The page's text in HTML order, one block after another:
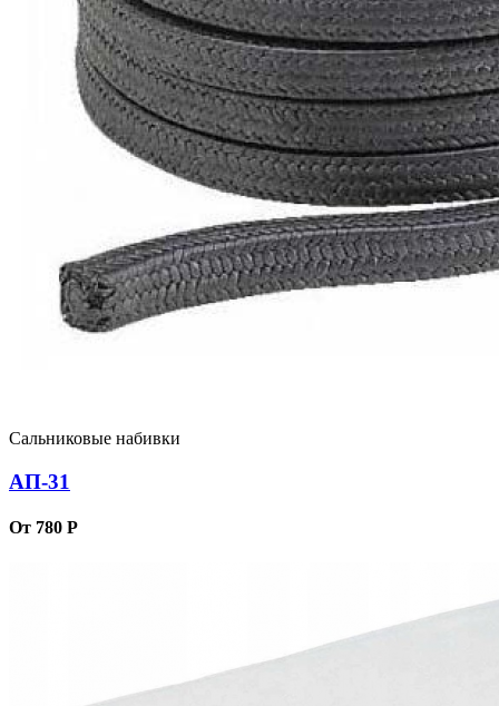
Сальниковые набивки
АП-31
От 780 Р